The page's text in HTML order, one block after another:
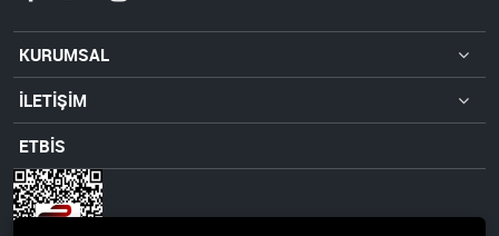
KURUMSAL
İLETİŞİM
ETBİS